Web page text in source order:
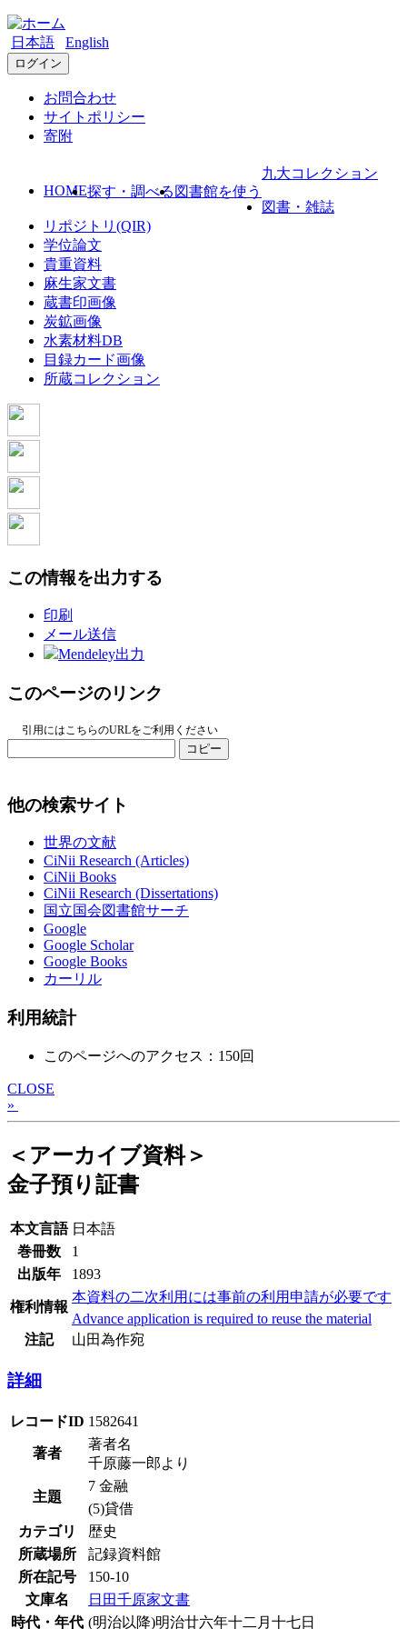
日本語 English
ログイン
お問合わせ
サイトポリシー
寄附
HOME探す・調べる 図書館を使う
九大コレクション
図書・雑誌
リポジトリ(QIR)
学位論文
貴重資料
麻生家文書
蔵書印画像
炭鉱画像
水素材料DB
目録カード画像
所蔵コレクション
この情報を出力する
印刷
メール送信
Mendeley出力
このページのリンク
引用にはこちらのURLをご利用ください
コピー
他の検索サイト
世界の文献
CiNii Research (Articles)
CiNii Books
CiNii Research (Dissertations)
国立国会図書館サーチ
Google
Google Scholar
Google Books
カーリル
利用統計
このページへのアクセス：150回
CLOSE
»
＜アーカイブ資料＞
金子預り証書
本文言語 日本語
巻冊数
1
出版年
1893
権利情報
本資料の二次利用には事前の利用申請が必要です
Advance application is required to reuse the material
注記
山田為作宛
詳細
レコードID 1582641
著者
著者名
千原藤一郎より
主題
7 金融
(5)貸借
カテゴリ
歴史
所蔵場所
記録資料館
所在記号
150-10
文庫名
日田千原家文書
時代・年代 (明治以降)明治廿六年十二月十七日